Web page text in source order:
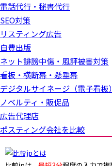
電話代行・秘書代行
SEO対策
リスティング広告
自費出版
ネット誹謗中傷・風評被害対策
看板・横断幕・懸垂幕
デジタルサイネージ（電子看板）
ノベルティ・販促品
広告代理店
ポスティング会社を比較